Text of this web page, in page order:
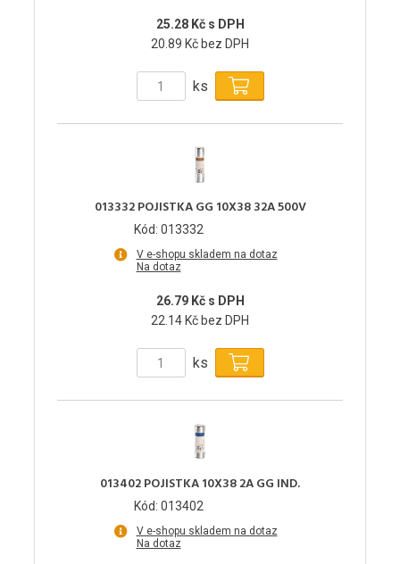
25.28 Kč s DPH
20.89 Kč bez DPH
ks
013332 POJISTKA GG 10X38 32A 500V
Kód: 013332
V e-shopu skladem na dotaz
Na dotaz
26.79 Kč s DPH
22.14 Kč bez DPH
ks
013402 POJISTKA 10X38 2A GG IND.
Kód: 013402
V e-shopu skladem na dotaz
Na dotaz